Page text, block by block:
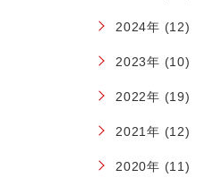
2024年 (12)
2023年 (10)
2022年 (19)
2021年 (12)
2020年 (11)